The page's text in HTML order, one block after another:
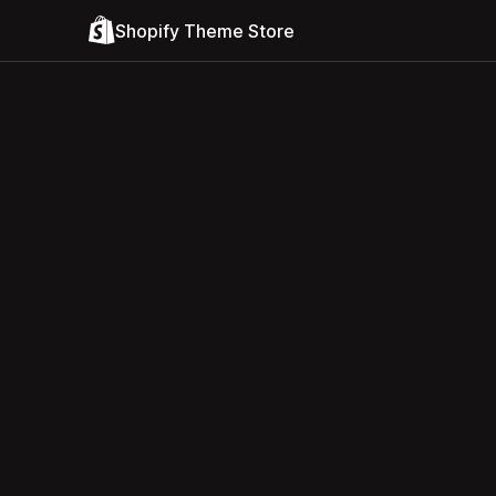
Shopify Theme Store